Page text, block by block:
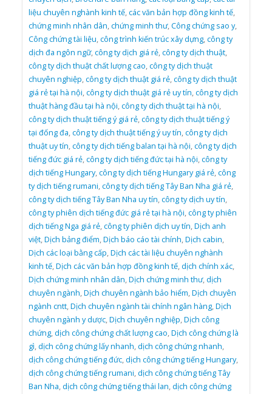
liệu chuyên nghành kinh tế,các văn bản hợp đồng kinh tế,
chứng minh nhân dân,chứng minh thư,Công chứng sao y,
Công chứng tài liệu,công trình kiến trúc xây dựng,công ty
dịch đa ngôn ngữ,công ty dịch giá rẻ,công ty dịch thuật,
công ty dịch thuật chất lượng cao,công ty dịch thuật
chuyên nghiệp,công ty dịch thuật giá rẻ,công ty dịch thuật
giá rẻ tại hà nội,công ty dịch thuật giá rẻ uy tín,công ty dịch
thuật hàng đầu tại hà nội,công ty dịch thuật tại hà nội,
công ty dịch thuật tiếng ý giá rẻ,công ty dịch thuật tiếng ý
tại đống đa,công ty dịch thuật tiếng ý uy tín,công ty dịch
thuật uy tín,công ty dịch tiếng balan tại hà nội,công ty dịch
tiếng đức giá rẻ,công ty dịch tiếng đức tại hà nội,công ty
dịch tiếng Hungary,công ty dịch tiếng Hungary giá rẻ,công
ty dịch tiếng rumani,công ty dịch tiếng Tây Ban Nha giá rẻ,
công ty dịch tiếng Tây Ban Nha uy tín,công ty dịch uy tín,
công ty phiên dịch tiếng đức giá rẻ tại hà nội,công ty phiên
dịch tiếng Nga giá rẻ,công ty phiên dịch uy tín,Dịch anh
việt,Dịch bảng điểm,Dịch báo cáo tài chính,Dịch cabin,
Dịch các loại bằng cấp,Dịch các tài liệu chuyên nghành
kinh tế,Dịch các văn bản hợp đồng kinh tế,dịch chính xác,
Dịch chứng minh nhân dân,Dịch chứng minh thư,dịch
chuyên ngành,Dịch chuyên ngành bảo hiểm,Dịch chuyên
ngành cntt,Dịch chuyên ngành tài chính ngân hàng,Dịch
chuyên ngành y dược,Dịch chuyên nghiệp,Dịch công
chứng,dịch công chứng chất lượng cao,Dịch công chứng là
gì,dịch công chứng lấy nhanh,dịch công chứng nhanh,
dịch công chứng tiếng đức,dịch công chứng tiếng Hungary,
dịch công chứng tiếng rumani,dịch công chứng tiếng Tây
Ban Nha,dịch công chứng tiếng thái lan,dịch công chứng